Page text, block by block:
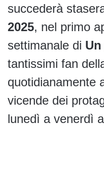
succederà
2025, nel primo
settimanale di
tantissimi fan
quotidianamente
vicende dei
lunedì a venerdì